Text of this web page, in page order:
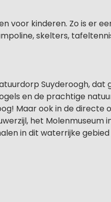
voor kinderen. Zo is er
skelters,
Suyderoogh, dat
en de prachtige
Maar ook in de directe
het Molenmuseum
in dit waterrijke